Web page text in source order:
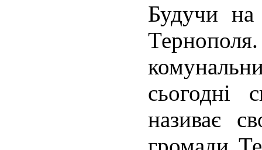
Будучи на
сьогодні
називає